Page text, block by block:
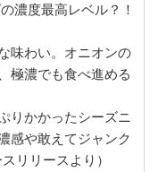
濃度最高レベル？！
味わい。オニオンの
極濃でも食べ進める
りかかったシーズニ
感や敢えてジャンク
リリースより）